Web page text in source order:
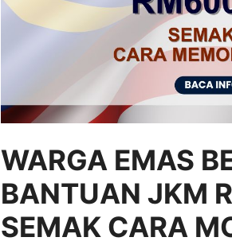
WARGA EMAS
BANTUAN JKM
SEMAK CARA